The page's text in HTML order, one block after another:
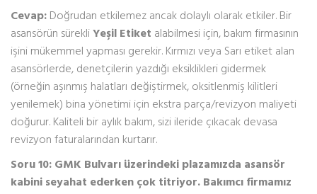
Cevap: Doğrudan etkilemez ancak dolaylı olarak etkiler. Bir
asansörün sürekliYeşil Etiket alabilmesi için, bakım firmasının
işini mükemmel yapması gerekir. Kırmızı veya Sarı etiket alan
asansörlerde, denetçilerin yazdığı eksiklikleri gidermek
(örneğin aşınmış halatları değiştirmek, oksitlenmiş kilitleri
yenilemek) bina yönetimi için ekstra parça/revizyon maliyeti
doğurur. Kaliteli bir aylık bakım, sizi ileride çıkacak devasa
revizyon faturalarından kurtarır.
Soru 10: GMK Bulvarı üzerindeki plazamızda asansör
kabini seyahat ederken çok titriyor. Bakımcı firmamız